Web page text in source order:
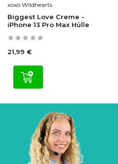
xoxo Wildhearts
Biggest Love Creme -
iPhone 13 Pro Max Hülle
21,99 €